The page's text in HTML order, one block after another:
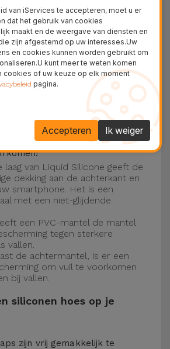
meer en het nieuwste model
iPhone 16eniPhone 17.
met de
hoesjes hebben een
constructie met een
om ongelukken en
laag van Liquid Silicone geeft de
dekking aan de achterkant en
smartphone. Het is een
met een niet-glijdende
een PVC-mantel de mantel
tegen sterkere
vallen.
de achtermantel, is er een
om vuil te voorkomen
bij vallen.
siliconen hoes op je
zijn vrij gemakkelijk te
van iServices te accepteren, moet u er
dat het gebruik van cookies
maakt en de weergave van diensten en
zijn afgestemd op uw interesses.Uw
en cookies kunnen worden gebruikt om
kunt meer te weten komen
cookies of uw keuze op elk moment
pagina.
Ik weiger
Accepteren